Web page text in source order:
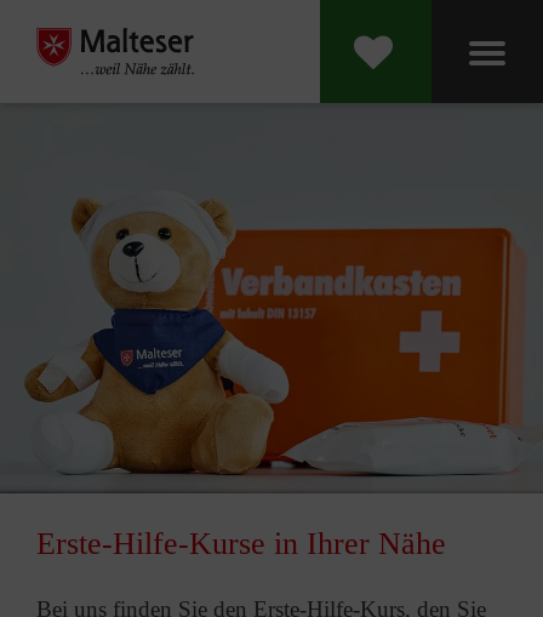
Erste-Hilfe-Kurse in Ihrer Nähe
Bei uns finden Sie den Erste-Hilfe-Kurs, den Sie